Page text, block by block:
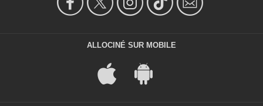
ALLOCINÉ SUR MOBILE